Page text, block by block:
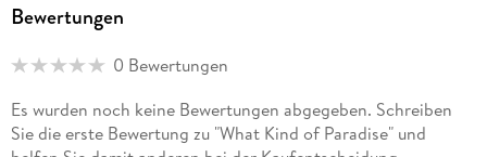
Bewertungen
0 Bewertungen
Es wurden noch keine Bewertungen abgegeben. Schreiben
Sie die erste Bewertung zu "What Kind of Paradise" und